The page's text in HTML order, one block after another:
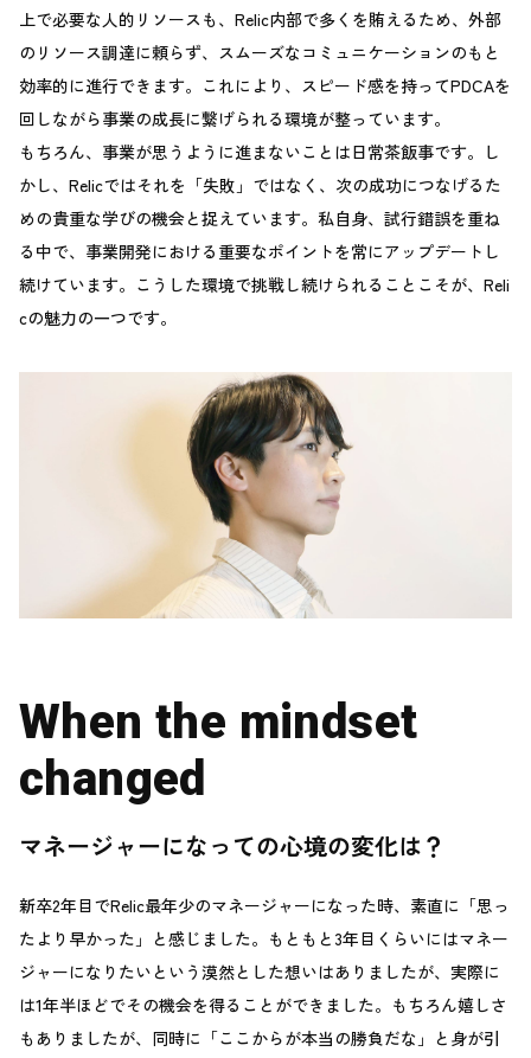
上で必要な人的リソースも、Relic内部で多くを賄えるため、外部
のリソース調達に頼らず、スムーズなコミュニケーションのもと
効率的に進行できます。これにより、スピード感を持ってPDCAを
回しながら事業の成長に繋げられる環境が整っています。
もちろん、事業が思うように進まないことは日常茶飯事です。し
かし、Relicではそれを「失敗」ではなく、次の成功につなげるた
めの貴重な学びの機会と捉えています。私自身、試行錯誤を重ね
る中で、事業開発における重要なポイントを常にアップデートし
続けています。こうした環境で挑戦し続けられることこそが、Reli
cの魅力の一つです。
When the mindset
changed
マネージャーになっての心境の変化は？
新卒2年目でRelic最年少のマネージャーになった時、素直に「思っ
たより早かった」と感じました。もともと3年目くらいにはマネー
ジャーになりたいという漠然とした想いはありましたが、実際に
は1年半ほどでその機会を得ることができました。もちろん嬉しさ
もありましたが、同時に「ここからが本当の勝負だな」と身が引